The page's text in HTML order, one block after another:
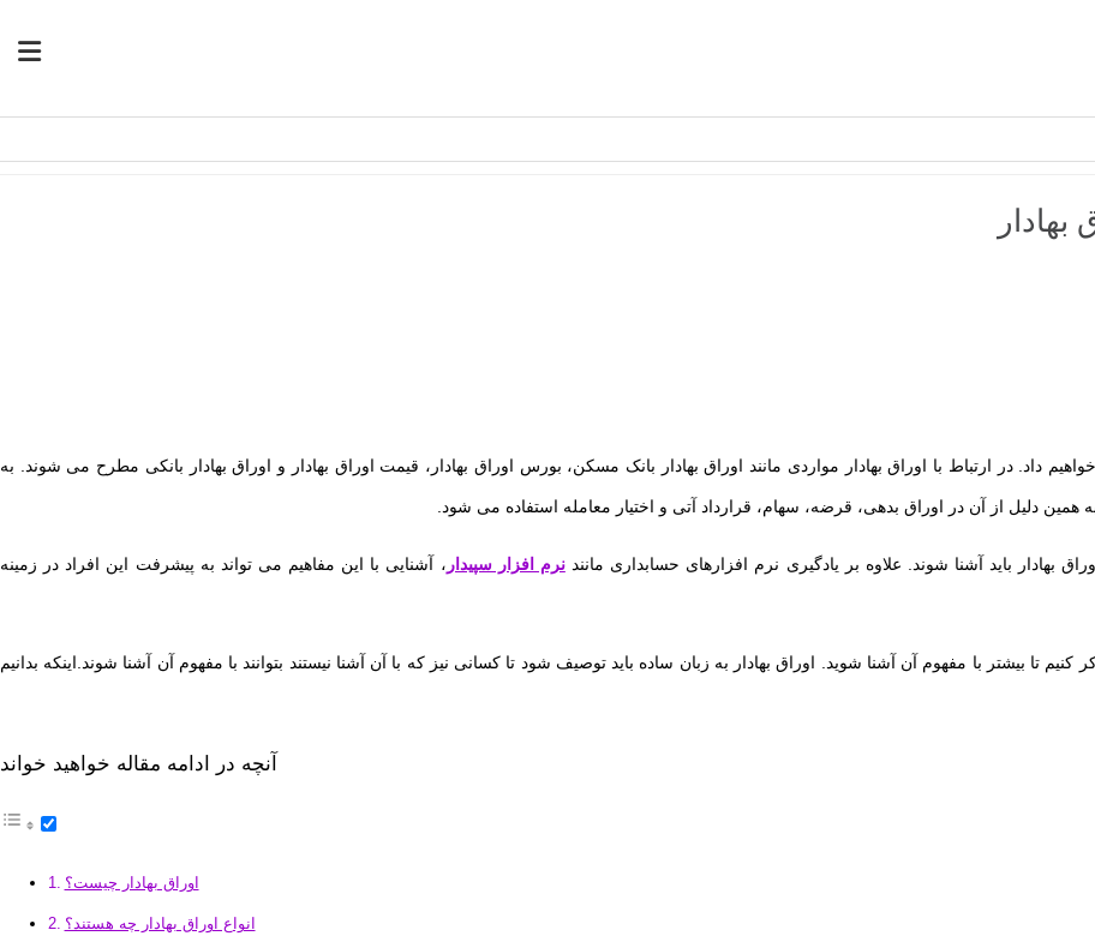
داد. در ارتباط با اوراق بهادار مواردی مانند اوراق بهادار بانک مسکن، بورس اوراق بهادار، قیمت اوراق بهادار و اوراق بهادار بانکی مطرح می شوند. به
دلیل از آن در اوراق بدهی، قرضه، سهام، قرارداد آتی و اختیار معامله استفاده می شود.
باید آشنا شوند. علاوه بر یادگیری نرم افزارهای حسابداری مانندنرم افزار سپیدار ، آشنایی با این مفاهیم می تواند به پیشرفت این افراد در زمینه
بیشتر با مفهوم آن آشنا شوید. اوراق بهادار به زبان ساده باید توصیف شود تا کسانی نیز که با آن آشنا نیستند بتوانند با مفهوم آن آشنا شوند.اینکه بدانیم
آنچه در ادامه مقاله خواهید خواند
اوراق بهادار چیست؟
انواع اوراق بهادار چه هستند؟